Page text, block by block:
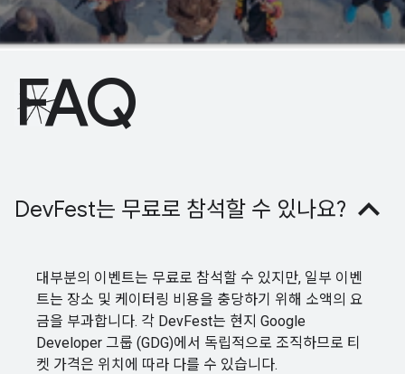
FAQ
DevFest는 무료로 참석할 수 있나요?
대부분의 이벤트는 무료로 참석할 수 있지만, 일부 이벤
트는 장소 및 케이터링 비용을 충당하기 위해 소액의 요
금을 부과합니다. 각 DevFest는 현지 Google
Developer 그룹 (GDG)에서 독립적으로 조직하므로 티
켓 가격은 위치에 따라 다를 수 있습니다.